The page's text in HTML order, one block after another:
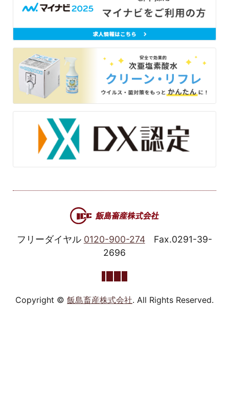
フリーダイヤル 0120-900-274
Fax.0291-39-
2696
Copyright © 飯島畜産株式会社. All Rights Reserved.